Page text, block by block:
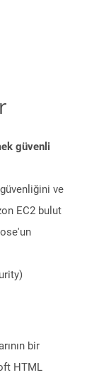
güvenli
ve
EC2 bulut
bir
HTML